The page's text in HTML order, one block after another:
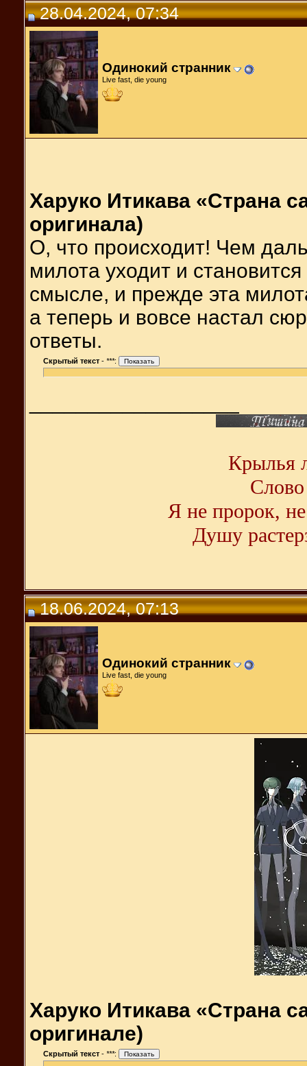
28.04.2024, 07:34
Одинокий странник
Live fast, die young
Харуко Итикава «Страна
оригинала)
О, что происходит! Чем
милота уходит и
смысле, и прежде эта
а теперь и вовсе настал
ответы.
Скрытый текст - ***:
Крылья
Слово
Я не пророк,
Душу
18.06.2024, 07:13
Одинокий странник
Live fast, die young
Харуко Итикава «Страна
оригинале)
Скрытый текст - ***: